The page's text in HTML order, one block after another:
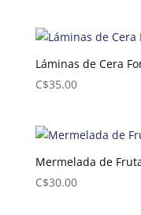
Láminas de Cera
C$35.00
Mermelada de
C$30.00